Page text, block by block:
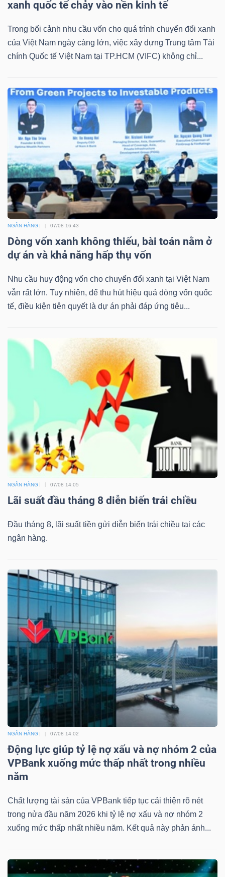
xanh quốc tế chảy vào nền kinh tế
Trong bối cảnh nhu cầu vốn cho quá trình chuyển đổi xanh
của Việt Nam ngày càng lớn, việc xây dựng Trung tâm Tài
chính Quốc tế Việt Nam tại TP.HCM (VIFC) không chỉ...
NGÂN HÀNG 07/08 16:43
Dòng vốn xanh không thiếu, bài toán nằm ở
dự án và khả năng hấp thụ vốn
Nhu cầu huy động vốn cho chuyển đổi xanh tại Việt Nam
vẫn rất lớn. Tuy nhiên, để thu hút hiệu quả dòng vốn quốc
tế, điều kiện tiên quyết là dự án phải đáp ứng tiêu...
NGÂN HÀNG 07/08 14:05
Lãi suất đầu tháng 8 diễn biến trái chiều
Đầu tháng 8, lãi suất tiền gửi diễn biến trái chiều tại các
ngân hàng.
NGÂN HÀNG 07/08 14:02
Động lực giúp tỷ lệ nợ xấu và nợ nhóm 2 của
VPBank xuống mức thấp nhất trong nhiều
năm
Chất lượng tài sản của VPBank tiếp tục cải thiện rõ nét
trong nửa đầu năm 2026 khi tỷ lệ nợ xấu và nợ nhóm 2
xuống mức thấp nhất nhiều năm. Kết quả này phản ánh...